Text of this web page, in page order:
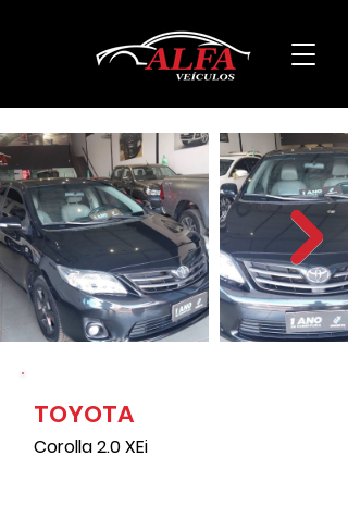
TOYOTA
207000
Corolla 2.0 XEi